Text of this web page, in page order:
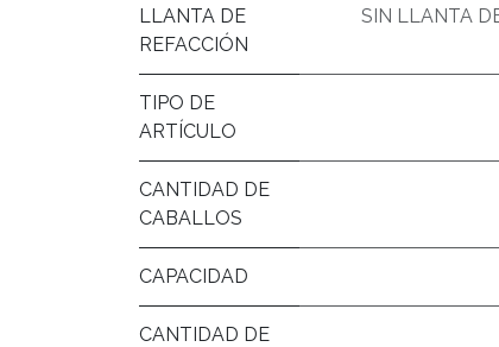
LLANTA DE
REFACCIÓN
SIN LLANTA
TIPO DE
ARTÍCULO
CANTIDAD DE
CABALLOS
CAPACIDAD
CANTIDAD DE